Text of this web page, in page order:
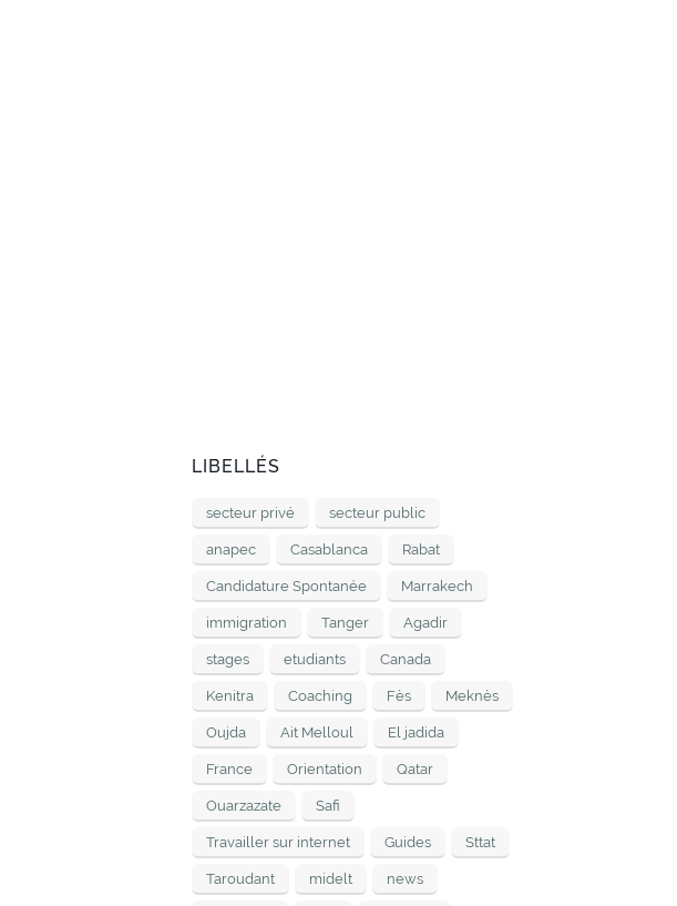
LIBELLÉS
secteur privé secteur public
anapec Casablanca Rabat
Candidature Spontanée Marrakech
immigration Tanger Agadir
stages etudiants Canada
Kenitra Coaching Fès Meknès
Oujda Ait Melloul El jadida
France Orientation Qatar
Ouarzazate Safi
Travailler sur internet Guides Sttat
Taroudant midelt news